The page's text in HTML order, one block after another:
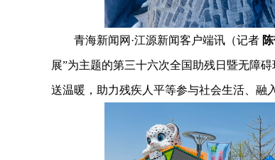
青海新闻网·江源新闻客户端讯（记者
展”为主题的第三十六次全国助残日暨无障
送温暖，助力残疾人平等参与社会生活、融